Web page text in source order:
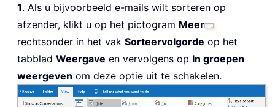
1. Als u bijvoorbeeld e-mails wilt sorteren op
afzender, klikt u op het pictogram Meer
rechtsonder in het vak Sorteervolgorde op het
tabblad Weergave en vervolgens op In groepen
weergeven om deze optie uit te schakelen.